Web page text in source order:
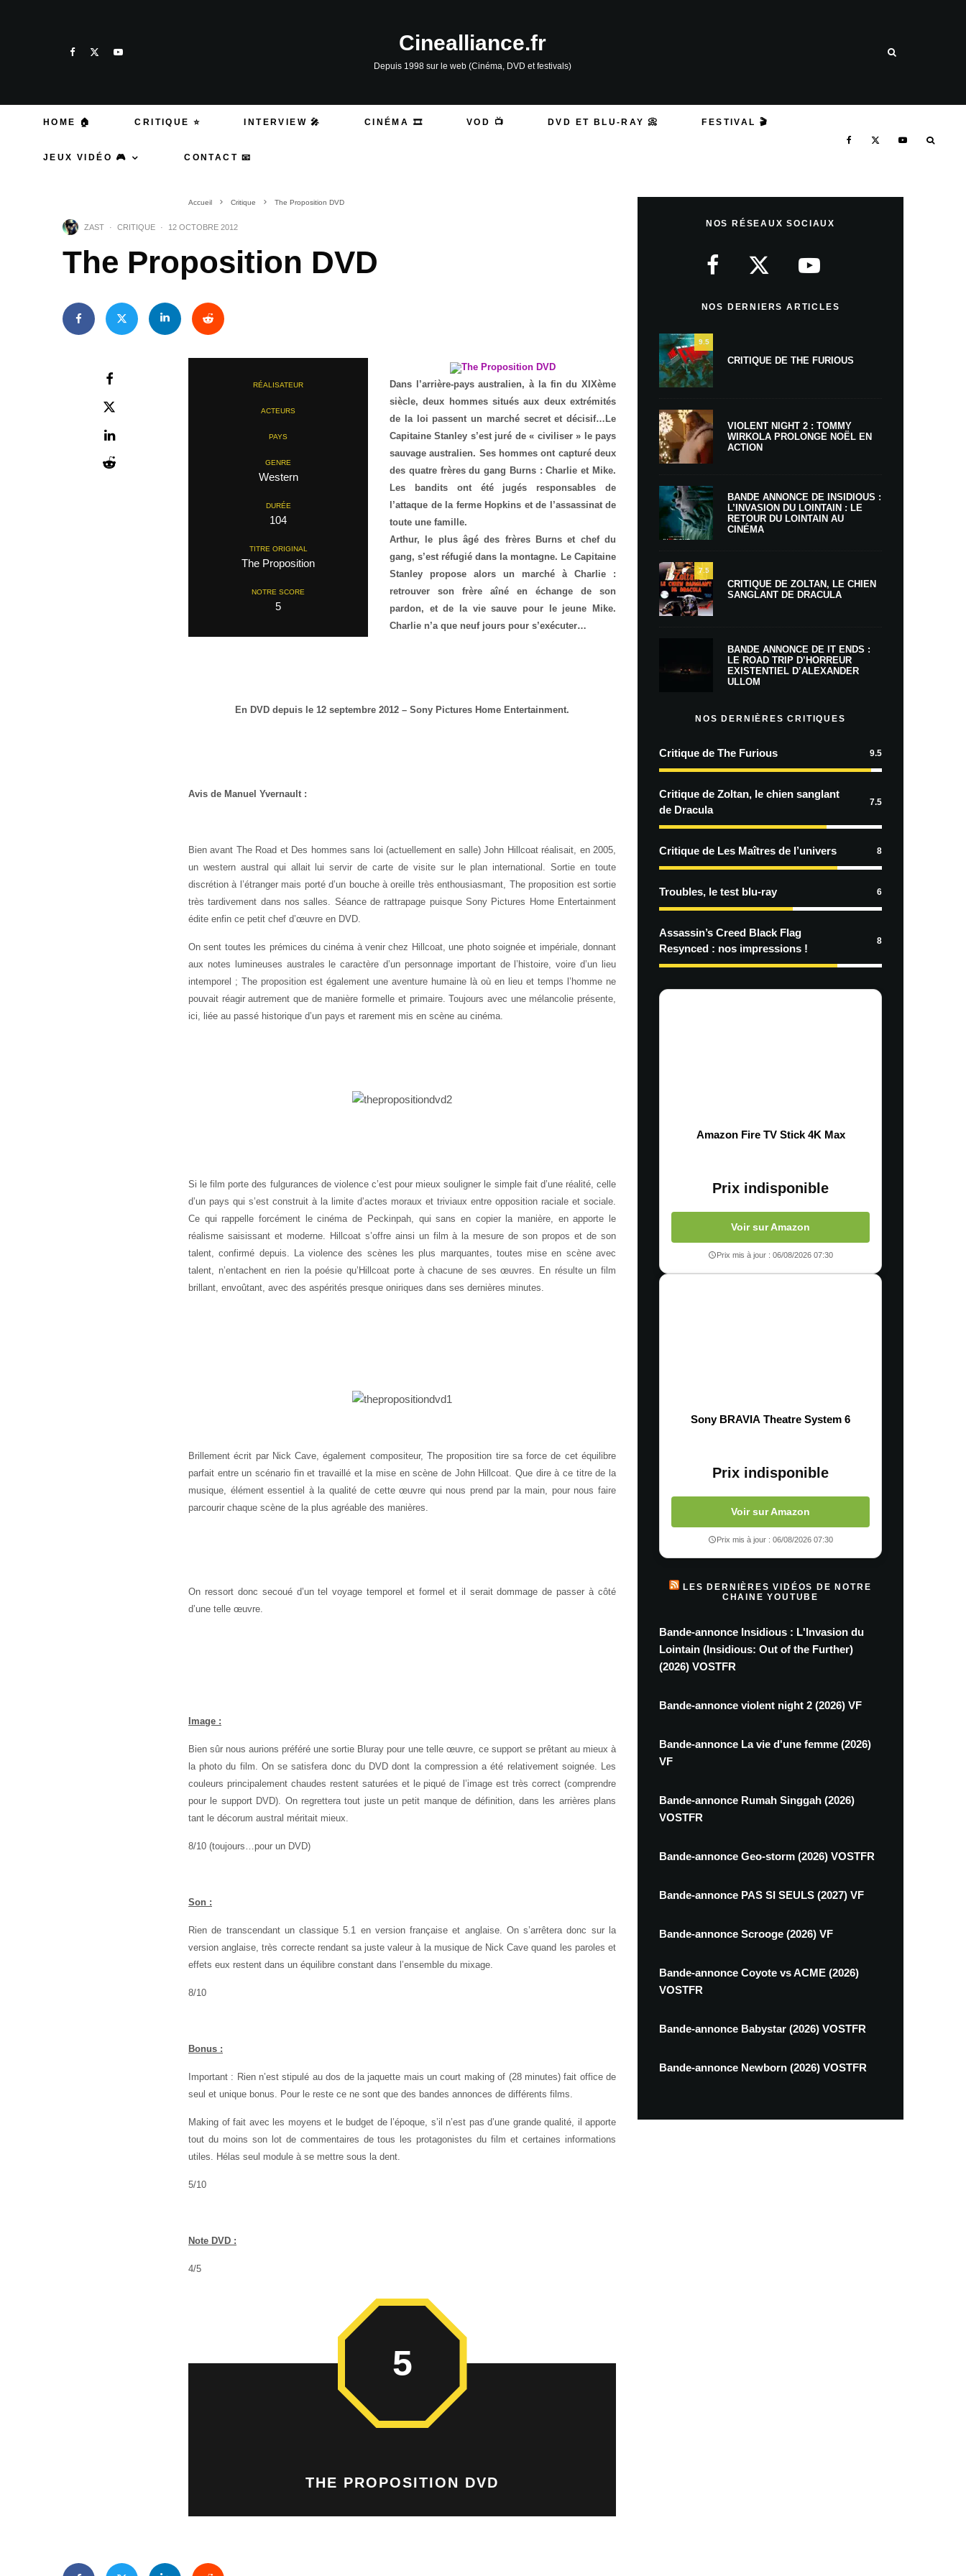
Cinealliance.fr
Depuis 1998 sur le web (Cinéma, DVD et festivals)
HOME 🏠 CRITIQUE ⭐ INTERVIEW 🎤 CINÉMA 🎞️ VOD 📺 DVD ET BLU-RAY 📀 FESTIVAL 🎬
JEUX VIDÉO 🎮 CONTACT 📧
Accueil Critique The Proposition DVD
ZAST · CRITIQUE · 12 OCTOBRE 2012
The Proposition DVD
RÉALISATEUR
ACTEURS
PAYS
GENRE
Western
DURÉE
104
TITRE ORIGINAL
The Proposition
NOTRE SCORE
5
Dans l’arrière-pays australien, à la fin du XIXème
siècle, deux hommes situés aux deux extrémités
de la loi passent un marché secret et décisif…Le
Capitaine Stanley s’est juré de « civiliser » le pays
sauvage australien. Ses hommes ont capturé deux
des quatre frères du gang Burns : Charlie et Mike.
Les bandits ont été jugés responsables de
l’attaque de la ferme Hopkins et de l’assassinat de
toute une famille.
Arthur, le plus âgé des frères Burns et chef du
gang, s’est réfugié dans la montagne. Le Capitaine
Stanley propose alors un marché à Charlie :
retrouver son frère aîné en échange de son
pardon, et de la vie sauve pour le jeune Mike.
Charlie n’a que neuf jours pour s’exécuter…
En DVD depuis le 12 septembre 2012 – Sony Pictures Home Entertainment.
Avis de Manuel Yvernault :
Bien avant The Road et Des hommes sans loi (actuellement en salle) John Hillcoat réalisait, en 2005,
un western austral qui allait lui servir de carte de visite sur le plan international. Sortie en toute
discrétion à l’étranger mais porté d’un bouche à oreille très enthousiasmant, The proposition est sortie
très tardivement dans nos salles. Séance de rattrapage puisque Sony Pictures Home Entertainment
édite enfin ce petit chef d’œuvre en DVD.
On sent toutes les prémices du cinéma à venir chez Hillcoat, une photo soignée et impériale, donnant
aux notes lumineuses australes le caractère d’un personnage important de l’histoire, voire d’un lieu
intemporel ; The proposition est également une aventure humaine là où en lieu et temps l’homme ne
pouvait réagir autrement que de manière formelle et primaire. Toujours avec une mélancolie présente,
ici, liée au passé historique d’un pays et rarement mis en scène au cinéma.
Si le film porte des fulgurances de violence c’est pour mieux souligner le simple fait d’une réalité, celle
d’un pays qui s’est construit à la limite d’actes moraux et triviaux entre opposition raciale et sociale.
Ce qui rappelle forcément le cinéma de Peckinpah, qui sans en copier la manière, en apporte le
réalisme saisissant et moderne. Hillcoat s’offre ainsi un film à la mesure de son propos et de son
talent, confirmé depuis. La violence des scènes les plus marquantes, toutes mise en scène avec
talent, n’entachent en rien la poésie qu’Hillcoat porte à chacune de ses œuvres. En résulte un film
brillant, envoûtant, avec des aspérités presque oniriques dans ses dernières minutes.
Brillement écrit par Nick Cave, également compositeur, The proposition tire sa force de cet équilibre
parfait entre un scénario fin et travaillé et la mise en scène de John Hillcoat. Que dire à ce titre de la
musique, élément essentiel à la qualité de cette œuvre qui nous prend par la main, pour nous faire
parcourir chaque scène de la plus agréable des manières.
On ressort donc secoué d’un tel voyage temporel et formel et il serait dommage de passer à côté
d’une telle œuvre.
Image :
Bien sûr nous aurions préféré une sortie Bluray pour une telle œuvre, ce support se prêtant au mieux à
la photo du film. On se satisfera donc du DVD dont la compression a été relativement soignée. Les
couleurs principalement chaudes restent saturées et le piqué de l’image est très correct (comprendre
pour le support DVD). On regrettera tout juste un petit manque de définition, dans les arrières plans
tant le décorum austral méritait mieux.
8/10 (toujours…pour un DVD)
Son :
Rien de transcendant un classique 5.1 en version française et anglaise. On s’arrêtera donc sur la
version anglaise, très correcte rendant sa juste valeur à la musique de Nick Cave quand les paroles et
effets eux restent dans un équilibre constant dans l’ensemble du mixage.
8/10
Bonus :
Important : Rien n’est stipulé au dos de la jaquette mais un court making of (28 minutes) fait office de
seul et unique bonus. Pour le reste ce ne sont que des bandes annonces de différents films.
Making of fait avec les moyens et le budget de l’époque, s’il n’est pas d’une grande qualité, il apporte
tout du moins son lot de commentaires de tous les protagonistes du film et certaines informations
utiles. Hélas seul module à se mettre sous la dent.
5/10
Note DVD :
4/5
THE PROPOSITION DVD
5
NOS RÉSEAUX SOCIAUX
NOS DERNIERS ARTICLES
9.5
CRITIQUE DE THE FURIOUS
VIOLENT NIGHT 2 : TOMMY
WIRKOLA PROLONGE NOËL EN
ACTION
BANDE ANNONCE DE INSIDIOUS :
L’INVASION DU LOINTAIN : LE
RETOUR DU LOINTAIN AU
CINÉMA
7.5
CRITIQUE DE ZOLTAN, LE CHIEN
SANGLANT DE DRACULA
BANDE ANNONCE DE IT ENDS :
LE ROAD TRIP D’HORREUR
EXISTENTIEL D’ALEXANDER
ULLOM
NOS DERNIÈRES CRITIQUES
Critique de The Furious 9.5
Critique de Zoltan, le chien sanglant
de Dracula
7.5
Critique de Les Maîtres de l’univers 8
Troubles, le test blu-ray 6
Assassin’s Creed Black Flag
Resynced : nos impressions !
8
Amazon Fire TV Stick 4K Max
Prix indisponible
Voir sur Amazon
Prix mis à jour : 06/08/2026 07:30
Sony BRAVIA Theatre System 6
Prix indisponible
Voir sur Amazon
Prix mis à jour : 06/08/2026 07:30
LES DERNIÈRES VIDÉOS DE NOTRE
CHAINE YOUTUBE
Bande-annonce Insidious : L'Invasion du
Lointain (Insidious: Out of the Further)
(2026) VOSTFR
Bande-annonce violent night 2 (2026) VF
Bande-annonce La vie d'une femme (2026)
VF
Bande-annonce Rumah Singgah (2026)
VOSTFR
Bande-annonce Geo-storm (2026) VOSTFR
Bande-annonce PAS SI SEULS (2027) VF
Bande-annonce Scrooge (2026) VF
Bande-annonce Coyote vs ACME (2026)
VOSTFR
Bande-annonce Babystar (2026) VOSTFR
Bande-annonce Newborn (2026) VOSTFR